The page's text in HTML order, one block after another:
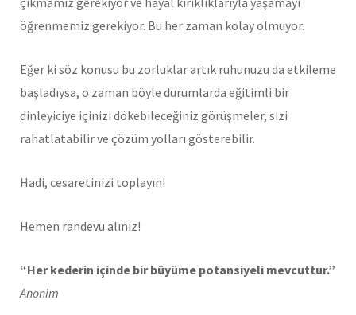
öğrenmemiz gerekiyor. Bu her zaman kolay olmuyor.
Eğer ki söz konusu bu zorluklar artık ruhunuzu da etkileme
başladıysa, o zaman böyle durumlarda eğitimli bir
dinleyiciye içinizi dökebileceğiniz görüşmeler, sizi
rahatlatabilir ve çözüm yolları gösterebilir.
Hadi, cesaretinizi toplayın!
Hemen randevu alınız!
“Her kederin içinde bir büyüme potansiyeli mevcuttur.”
Anonim